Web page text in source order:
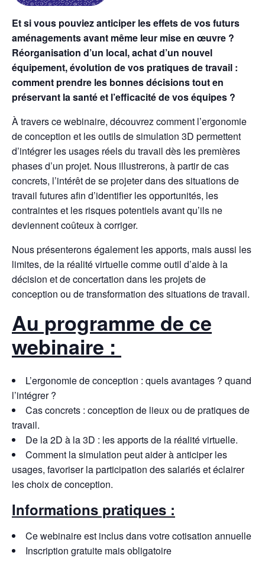
Et si vous pouviez anticiper les effets de vos futurs
aménagements avant même leur mise en œuvre ?
Réorganisation d’un local, achat d’un nouvel
équipement, évolution de vos pratiques de travail :
comment prendre les bonnes décisions tout en
préservant la santé et l’efficacité de vos équipes ?
À travers ce webinaire, découvrez comment l’ergonomie
de conception et les outils de simulation 3D permettent
d’intégrer les usages réels du travail dès les premières
phases d’un projet. Nous illustrerons, à partir de cas
concrets, l’intérêt de se projeter dans des situations de
travail futures afin d’identifier les opportunités, les
contraintes et les risques potentiels avant qu’ils ne
deviennent coûteux à corriger.
Nous présenterons également les apports, mais aussi les
limites, de la réalité virtuelle comme outil d’aide à la
décision et de concertation dans les projets de
conception ou de transformation des situations de travail.
Au programme de ce
webinaire :
L’ergonomie de conception : quels avantages ? quand
l’intégrer ?
Cas concrets : conception de lieux ou de pratiques de
travail.
De la 2D à la 3D : les apports de la réalité virtuelle.
Comment la simulation peut aider à anticiper les
usages, favoriser la participation des salariés et éclairer
les choix de conception.
Informations pratiques :
Ce webinaire est inclus dans votre cotisation annuelle
Inscription gratuite mais obligatoire